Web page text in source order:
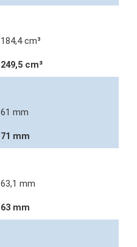
184,4 cm³
249,5 cm³
61 mm
71 mm
63,1 mm
63 mm